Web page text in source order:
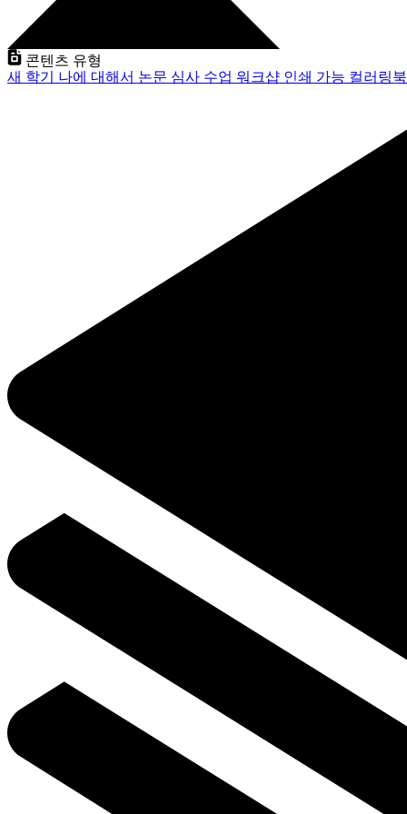
콘텐츠 유형
새 학기 나에 대해서 논문 심사 수업 워크샵 인쇄 가능 컬러링북